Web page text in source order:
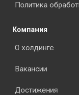
Политика
Компания
О холдинге
Вакансии
Достижения